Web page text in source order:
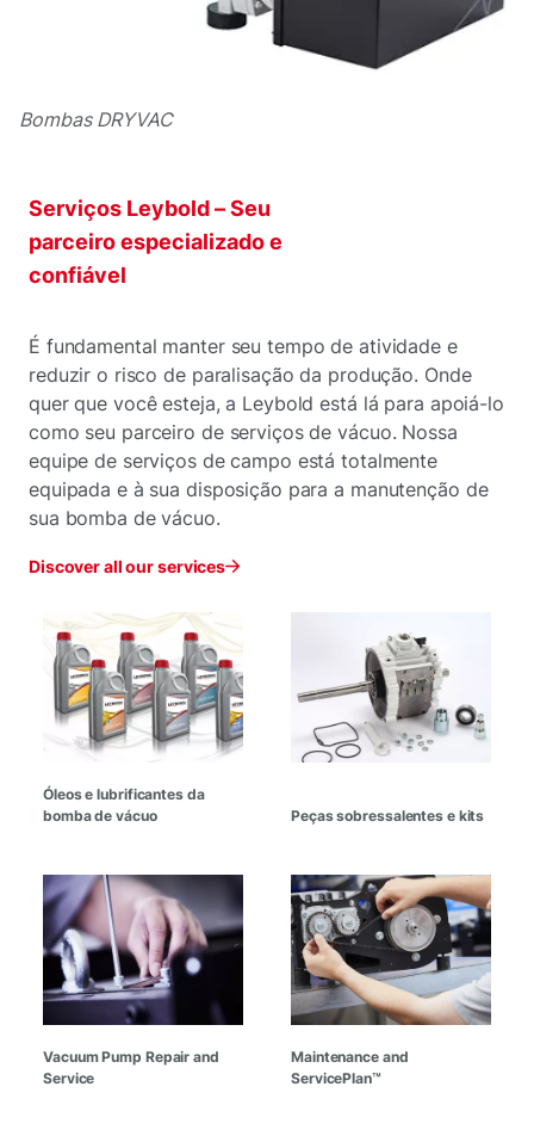
Bombas DRYVAC
Serviços Leybold – Seu
parceiro especializado e
confiável
É fundamental manter seu tempo de atividade e
reduzir o risco de paralisação da produção. Onde
quer que você esteja, a Leybold está lá para apoiá-lo
como seu parceiro de serviços de vácuo. Nossa
equipe de serviços de campo está totalmente
equipada e à sua disposição para a manutenção de
sua bomba de vácuo.
Discover all our services
Óleos e lubrificantes da
bomba de vácuo
Peças sobressalentes e kits
Vacuum Pump Repair and
Service
Maintenance and
ServicePlan™